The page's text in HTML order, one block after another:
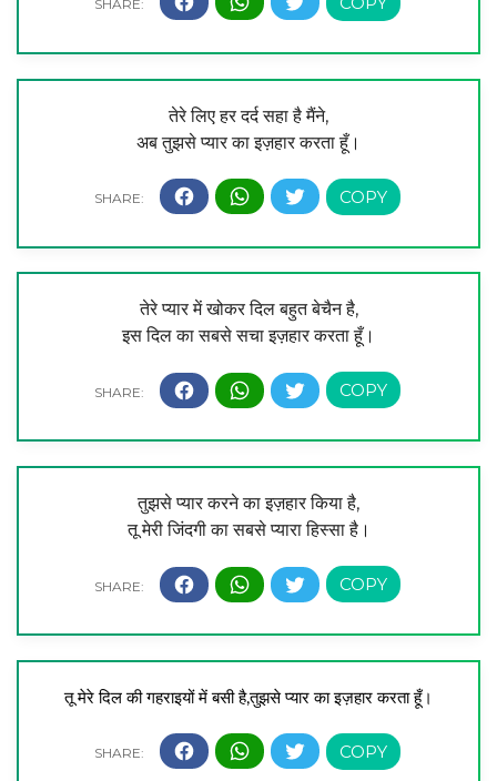
तेरे लिए हर दर्द सहा है मैंने,
अब तुझसे प्यार का इज़हार करता हूँ।
तेरे प्यार में खोकर दिल बहुत बेचैन है,
इस दिल का सबसे सचा इज़हार करता हूँ।
तुझसे प्यार करने का इज़हार किया है,
तू मेरी जिंदगी का सबसे प्यारा हिस्सा है।
तू मेरे दिल की गहराइयों में बसी है,तुझसे प्यार का इज़हार करता हूँ।